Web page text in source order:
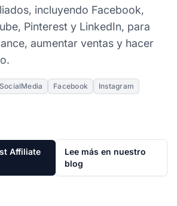
incluyendo Facebook,
Pinterest y LinkedIn, para
aumentar ventas y hacer
SocialMedia Facebook
Instagram
Affiliate
Lee más en nuestro
blog